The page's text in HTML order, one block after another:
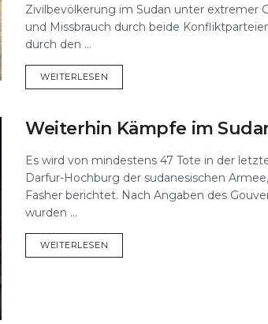
Zivilbevölkerung im Sudan unter extremer
und Missbrauch durch beide
durch den ...
WEITERLESEN
Weiterhin Kämpfe im
Es wird von mindestens 47 Tote in der
Darfur-Hochburg der sudanesischen
Fasher berichtet. Nach Angaben des
wurden ...
WEITERLESEN